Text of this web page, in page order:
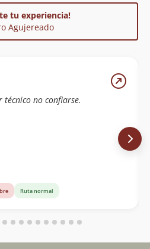
tu experiencia!
Agujereado
técnico no confiarse.
Ruta normal